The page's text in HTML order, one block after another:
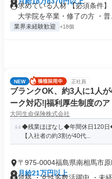
求めている人材 【必須条件
大学院を卒業・修了の方 ・普...
業界未経験歓迎 +18個
NEW 正社員
ブランクOK、約3人に1人
ーク対応!|福利厚生制度の
大同生命保険株式会社
◆残業ほぼなし◆年間休日120
【入社者の約3割が40代...
〒975-0004福島県南相馬市
月給21万円以上